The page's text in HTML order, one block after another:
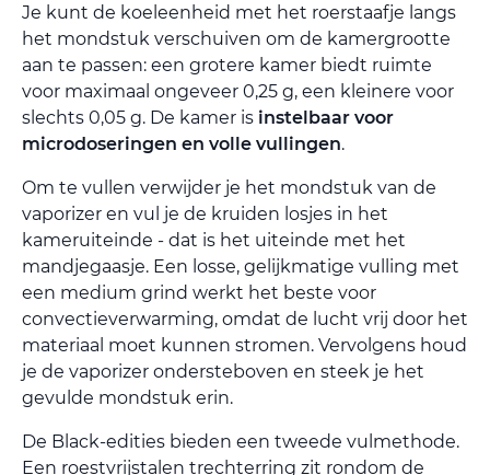
Je kunt de koeleenheid met het roerstaafje langs
het mondstuk verschuiven om de kamergrootte
aan te passen: een grotere kamer biedt ruimte
voor maximaal ongeveer 0,25 g, een kleinere voor
slechts 0,05 g. De kamer is instelbaar voor
microdoseringen en volle vullingen.
Om te vullen verwijder je het mondstuk van de
vaporizer en vul je de kruiden losjes in het
kameruiteinde - dat is het uiteinde met het
mandjegaasje. Een losse, gelijkmatige vulling met
een medium grind werkt het beste voor
convectieverwarming, omdat de lucht vrij door het
materiaal moet kunnen stromen. Vervolgens houd
je de vaporizer ondersteboven en steek je het
gevulde mondstuk erin.
De Black-edities bieden een tweede vulmethode.
Een roestvrijstalen trechterring zit rondom de